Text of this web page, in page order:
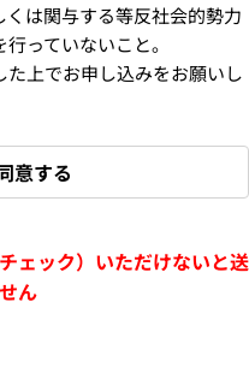
は関与する等反社会的勢力
っていないこと。
た上でお申し込みをお願いし
意する
ェック）いただけないと送
ん